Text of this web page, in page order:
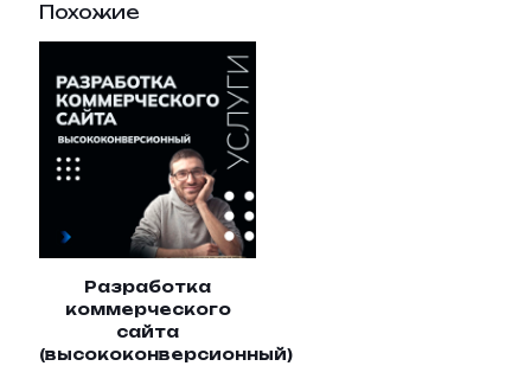
Похожие
Разработка
коммерческого
сайта
(высококонверсионный)